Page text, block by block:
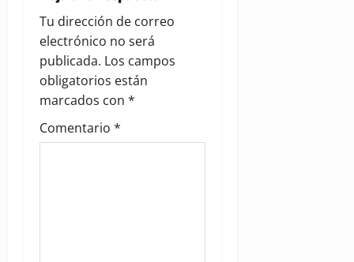
i
g
a
t
Tu dirección de correo
electrónico no será
publicada. Los campos
obligatorios están
marcados con *
Comentario *